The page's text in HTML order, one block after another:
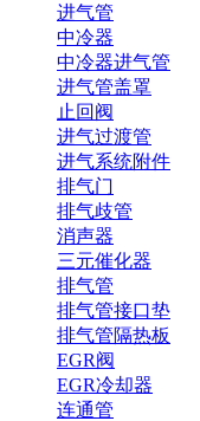
进气管
中冷器
中冷器进气管
进气管盖罩
止回阀
进气过渡管
进气系统附件
排气门
排气歧管
消声器
三元催化器
排气管
排气管接口垫
排气管隔热板
EGR阀
EGR冷却器
连通管